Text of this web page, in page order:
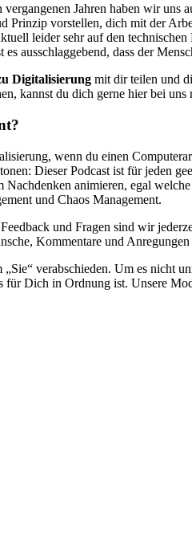
Jahren haben wir uns
Prinzip vorstellen, dich mit der
leider sehr auf den
ausschlaggebend, dass der
Digitalisierung mit dir teilen und
kannst du dich gerne hier bei uns
wenn du einen
Dieser Podcast ist für jeden
Nachdenken animieren, egal
und Chaos Management.
und Fragen sind wir
Kommentare und
verabschieden. Um es nicht
Dich in Ordnung ist. Unsere